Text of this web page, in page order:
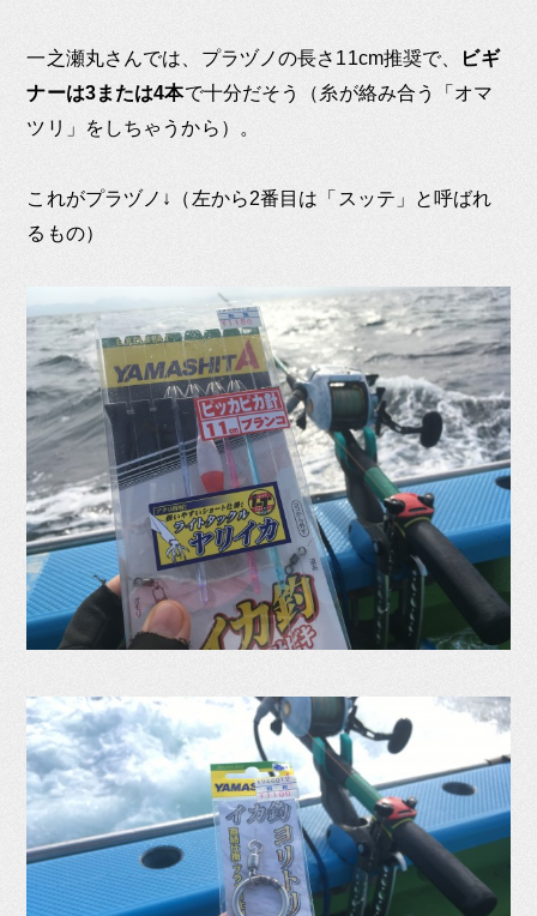
一之瀬丸さんでは、プラヅノの長さ11cm推奨で、
ビギ
ナーは3または4本で十分だそう（糸が絡み合う「オマ
ツリ」をしちゃうから）。
これがプラヅノ↓（左から2番目は「スッテ」と呼ばれ
るもの）